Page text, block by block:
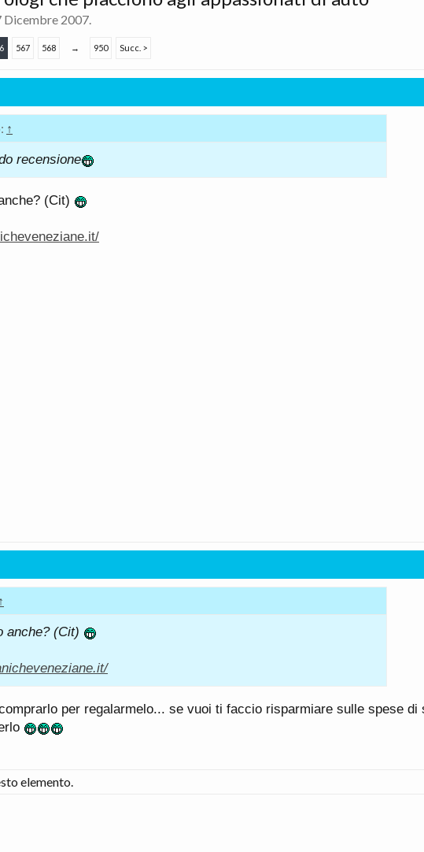
Dicembre 2007.
567 568 → 950 Succ. >
↑
recensione
(Cit)
↑
anche? (Cit)
per regalarmelo... se vuoi ti faccio risparmiare sulle spese di
elemento.